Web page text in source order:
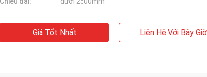
Giá Tốt Nhất Liên Hệ Với Bây Giờ